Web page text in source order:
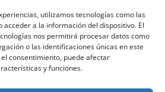
utilizamos tecnologías como las
a la información del dispositivo. El
nos permitirá procesar datos como
o las identificaciones únicas en este
consentimiento, puede afectar
y funciones.
equipos con un SAI de fácil
de Winercon: perfecto para